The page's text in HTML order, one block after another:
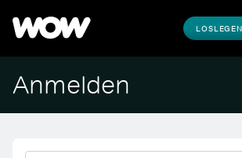
LOSLEGEN
Anmelden